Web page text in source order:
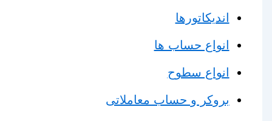
اندیکاتورها
انواع حساب ها
انواع سطوح
بروکر و حساب معاملاتی